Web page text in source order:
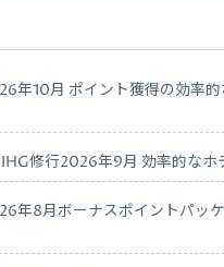
年10月 ポイント獲得の効率
修行2026年9月 効率的なホ
年8月ボーナスポイントパッ